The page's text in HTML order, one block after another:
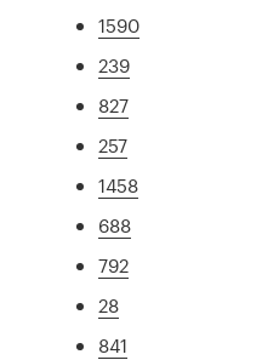
1590
239
827
257
1458
688
792
28
841